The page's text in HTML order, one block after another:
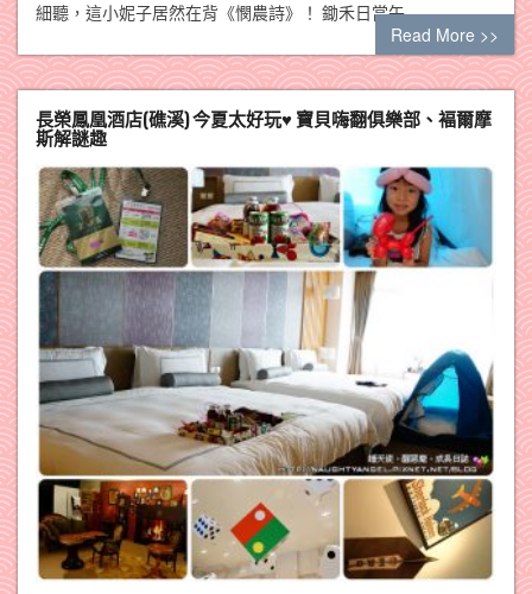
細聽，這小妮子居然在背《憫農詩》！ 鋤禾日當午…
Read More >>
長榮鳳凰酒店(礁溪) 今夏太好玩♥ 寶貝嗨翻俱樂部、褔爾摩
斯解謎趣